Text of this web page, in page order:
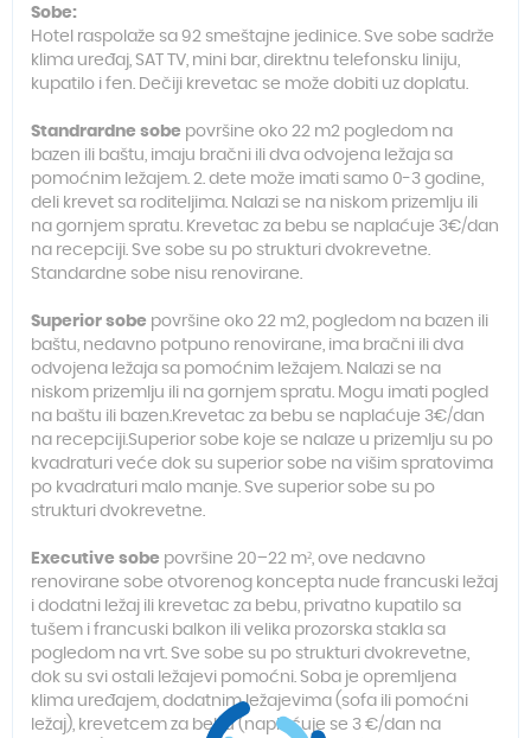
Sobe:
Hotel raspolaže sa 92 smeštajne jedinice. Sve sobe sadrže
klima uređaj, SAT TV, mini bar, direktnu telefonsku liniju,
kupatilo i fen. Dečiji krevetac se može dobiti uz doplatu.
Standrardne sobe površine oko 22 m2 pogledom na
bazen ili baštu, imaju bračni ili dva odvojena ležaja sa
pomoćnim ležajem. 2. dete može imati samo 0-3 godine,
deli krevet sa roditeljima. Nalazi se na niskom prizemlju ili
na gornjem spratu. Krevetac za bebu se naplaćuje 3€/dan
na recepciji. Sve sobe su po strukturi dvokrevetne.
Standardne sobe nisu renovirane.
Superior sobe površine oko 22 m2, pogledom na bazen ili
baštu, nedavno potpuno renovirane, ima bračni ili dva
odvojena ležaja sa pomoćnim ležajem. Nalazi se na
niskom prizemlju ili na gornjem spratu. Mogu imati pogled
na baštu ili bazen.Krevetac za bebu se naplaćuje 3€/dan
na recepciji.Superior sobe koje se nalaze u prizemlju su po
kvadraturi veće dok su superior sobe na višim spratovima
po kvadraturi malo manje. Sve superior sobe su po
strukturi dvokrevetne.
Executive sobe površine 20–22 m², ove nedavno
renovirane sobe otvorenog koncepta nude francuski ležaj
i dodatni ležaj ili krevetac za bebu, privatno kupatilo sa
tušem i francuski balkon ili velika prozorska stakla sa
pogledom na vrt. Sve sobe su po strukturi dvokrevetne,
dok su svi ostali ležajevi pomoćni. Soba je opremljena
klima uređajem, dodatnim ležajevima (sofa ili pomoćni
ležaj), krevetcem za bebu (naplaćuje se 3 €/dan na